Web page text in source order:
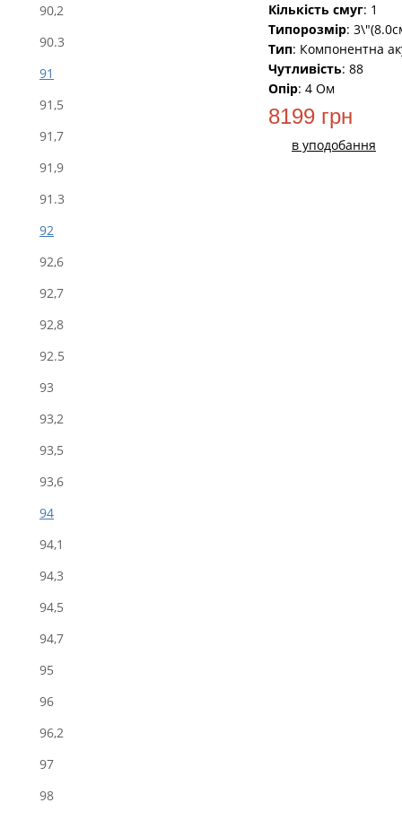
90,2
90.3
91
91,5
91,7
91,9
91.3
92
92,6
92,7
92,8
92.5
93
93,2
93,5
93,6
94
94,1
94,3
94,5
94,7
95
96
96,2
97
98
Кількість смуг: 1
Типорозмір:
Тип: Компонентна
Чутливість: 88
Опір: 4 Oм
8199 грн
в уподобання